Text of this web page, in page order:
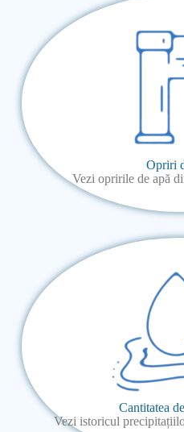
Opriri
Vezi opririle de apă
Cantitatea
Vezi istoricul